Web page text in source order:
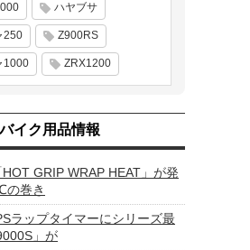
ハヤブサ
250 Z900RS
1000 ZRX1200
バイク用品情報
GRIP WRAP HEAT」が発
の巻き
ラップタイマーにシリーズ最
」が